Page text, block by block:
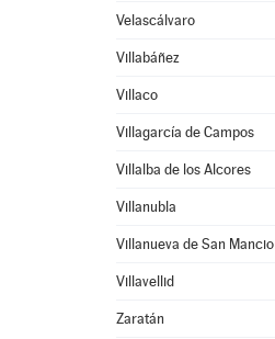
Velascálvaro
Villabáñez
Villaco
Villagarcía de Campos
Villalba de los Alcores
Villanubla
Villanueva de San Mancio
Villavellid
Zaratán